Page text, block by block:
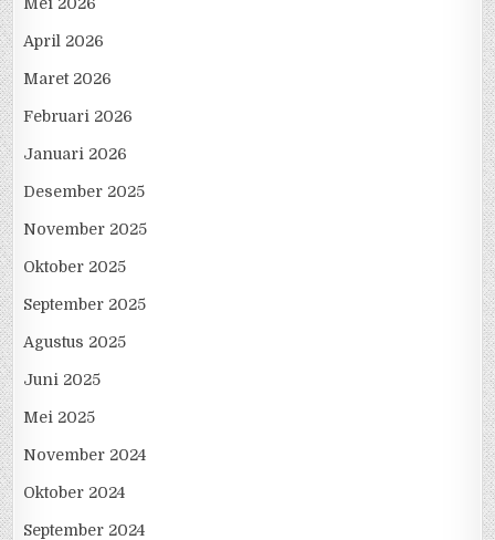
April 2026
Maret 2026
Februari 2026
Januari 2026
Desember 2025
November 2025
Oktober 2025
September 2025
Agustus 2025
Juni 2025
Mei 2025
November 2024
Oktober 2024
September 2024